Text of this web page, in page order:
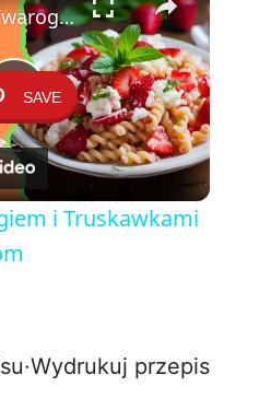
SAVE
P
l
a
V
Makaron Z Twarogiem i Truskawkami - LatwePrzepisy.com
i Truskawkami
·Wydrukuj przepis